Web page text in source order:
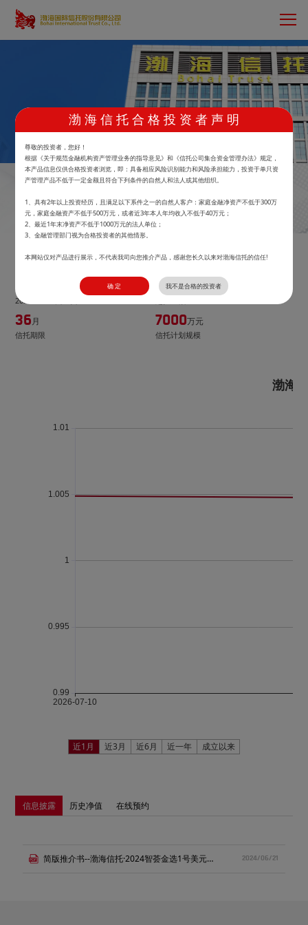
首页 > 鲲鹏财富 >
渤海信托·2024智荟金选1号美元债投资集合
资金信托计划
1.002745
2026.07.24单位净值
30万元
36月
信托期限
7000万元
信托计划规模
近1月 近3月 近6月 近一年 成立以来
信息披露 历史净值 在线预约
简版推介书--渤海信托·2024智荟金选1号美元债投资集合资金信托计划.pdf 2024/06/21
渤 海 信 托 合 格 投 资 者 声 明
尊敬的投资者，您好！
根据《关于规范金融机构资产管理业务的指导意见》和《信托公司集合资金管理办法》规定，
本产品信息仅供合格投资者浏览，即：具备相应风险识别能力和风险承担能力，投资于单只资
产管理产品不低于一定金额且符合下列条件的自然人和法人或其他组织。
1、具有2年以上投资经历，且满足以下系件之一的自然人客户：家庭金融净资产不低于300万
元，家庭金融资产不低于500万元，或者近3年本人年均收入不低于40万元；
2、最近1年末净资产不低于1000万元的法人单位；
3、金融管理部门视为合格投资者的其他情形。
本网站仅对产品进行展示，不代表我司向您推介产品，感谢您长久以来对渤海信托的信任!
确 定 我不是合格的投资者